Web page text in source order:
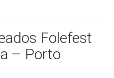
Folefest
– Porto